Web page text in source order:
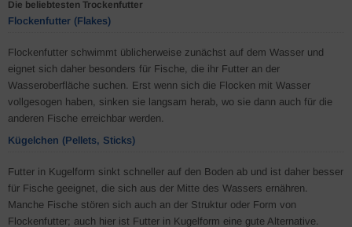
Die beliebtesten Trockenfutter
Flockenfutter (Flakes)
Flockenfutter schwimmt üblicherweise zunächst auf dem Wasser und
eignet sich daher besonders für Fische, die ihr Futter an der
Wasseroberfläche suchen. Erst wenn sich die Flocken mit Wasser
vollgesogen haben, sinken sie langsam herab, wo sie dann auch für die
anderen Fische erreichbar werden.
Kügelchen (Pellets, Sticks)
Futter in Kugelform sinkt schneller auf den Boden ab und ist daher besser
für Fische geeignet, die sich aus der Mitte des Wassers ernähren.
Manche Fische stören sich auch an der Struktur oder Form von
Flockenfutter; auch hier ist Futter in Kugelform eine gute Alternative.